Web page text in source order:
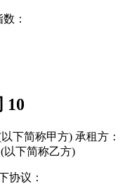
：
10
下简称甲方) 承租方：
(以下简称乙方)
协议：